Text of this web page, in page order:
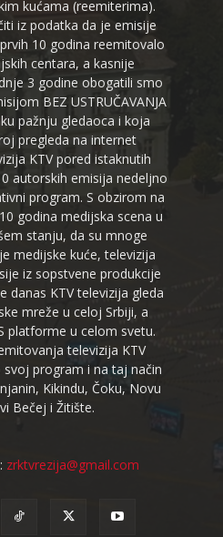
kućama (reemiterima).
iz podatka da je emisije
10 godina reemitovalo
centara, a kasnije
3 godine obogatili smo
BEZ USTRUČAVANJA
pažnju gledaoca i koja
pregleda na internet
KTV pored istaknutih
autorskih emisija nedeljno
program. S obzirom na
godina medijska scena u
stanju, da su mnoge
medijske kuće, televizija
iz sopstvene produkcije
danas KTV televizija gleda
mreže u celoj Srbiji, a
platforme u celom svetu.
televizija KTV
program i na taj način
Kikindu, Čoku, Novu
Bečej i Žitište.
zrktvrezija@gmail.com